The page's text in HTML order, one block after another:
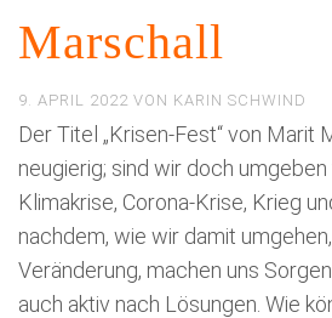
Marschall
9. APRIL 2022 VON KARIN SCHWIND
Der Titel „Krisen-Fest“ von Marit
neugierig; sind wir doch umgeben
Klimakrise, Corona-Krise, Krieg
nachdem, wie wir damit
Veränderung, machen uns
auch aktiv nach Lösungen. Wie